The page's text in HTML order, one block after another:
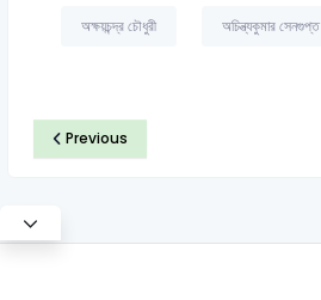
অক্ষয়চন্দ্র চৌধুরী অচিন্ত্যকুমার সেনগুপ্ত
Previous